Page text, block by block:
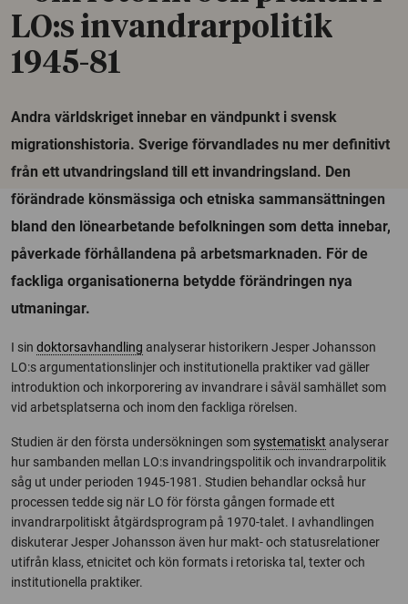
LO:s invandrarpolitik
1945-81
Andra världskriget innebar en vändpunkt i svensk
migrationshistoria. Sverige förvandlades nu mer definitivt
från ett utvandringsland till ett invandringsland. Den
förändrade könsmässiga och etniska sammansättningen
bland den lönearbetande befolkningen som detta innebar,
påverkade förhållandena på arbetsmarknaden. För de
fackliga organisationerna betydde förändringen nya
utmaningar.
I sin doktorsavhandling analyserar historikern Jesper Johansson
LO:s argumentationslinjer och institutionella praktiker vad gäller
introduktion och inkorporering av invandrare i såväl samhället som
vid arbetsplatserna och inom den fackliga rörelsen.
Studien är den första undersökningen som systematiskt analyserar
hur sambanden mellan LO:s invandringspolitik och invandrarpolitik
såg ut under perioden 1945-1981. Studien behandlar också hur
processen tedde sig när LO för första gången formade ett
invandrarpolitiskt åtgärdsprogram på 1970-talet. I avhandlingen
diskuterar Jesper Johansson även hur makt- och statusrelationer
utifrån klass, etnicitet och kön formats i retoriska tal, texter och
institutionella praktiker.